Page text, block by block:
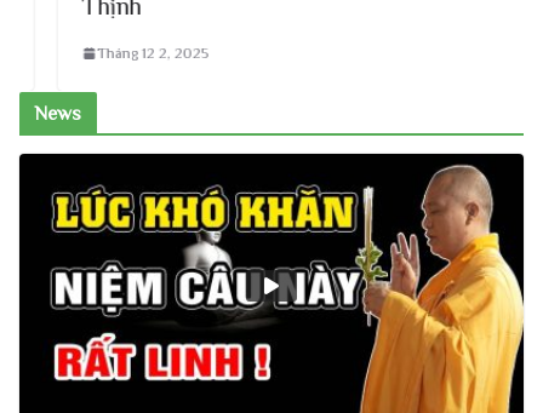
Thịnh
Tháng 12 2, 2025
News